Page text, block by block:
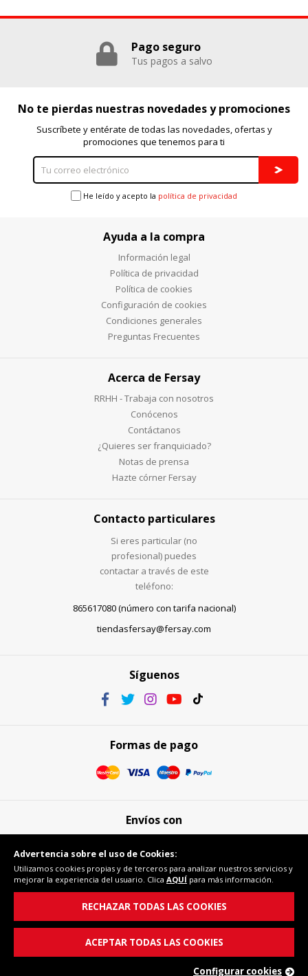
Pago seguro
Tus pagos a salvo
No te pierdas nuestras novedades y promociones
Suscríbete y entérate de todas las novedades, ofertas y
promociones que tenemos para ti
He leído y acepto la política de privacidad
Ayuda a la compra
Información legal
Política de privacidad
Política de cookies
Configuración de cookies
Condiciones generales
Preguntas Frecuentes
Acerca de Fersay
RRHH - Trabaja con nosotros
Conócenos
Contáctanos
¿Quieres ser franquiciado?
Notas de prensa
Hazte córner Fersay
Contacto particulares
Si eres particular (no
profesional) puedes
contactar a través de este
teléfono:
865617080 (número con tarifa nacional)
tiendasfersay@fersay.com
Síguenos
Formas de pago
Envíos con
Compra segura
Advertencia sobre el uso de Cookies:
Utilizamos cookies propias y de terceros para analizar nuestros servicios y
mejorar la experiencia del usuario. Clica AQUÍ para más información.
RECHAZAR TODAS LAS COOKIES
ACEPTAR TODAS LAS COOKIES
Configurar cookies